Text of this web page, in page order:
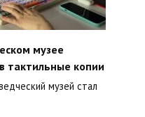
музее
тактильные копии
музей стал